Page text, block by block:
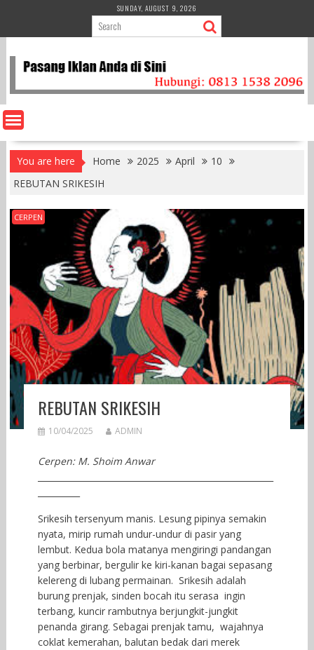
content
SUNDAY, AUGUST 9, 2026
You are here Home 2025 April
10
REBUTAN SRIKESIH
CERPEN
REBUTAN SRIKESIH
10/04/2025 ADMIN
Cerpen: M. Shoim Anwar
Srikesih tersenyum manis. Lesung pipinya semakin
nyata, mirip rumah undur-undur di pasir yang
lembut. Kedua bola matanya mengiringi pandangan
yang berbinar, bergulir ke kiri-kanan bagai sepasang
kelereng di lubang permainan. Srikesih adalah
burung prenjak, sinden bocah itu serasa ingin
terbang, kuncir rambutnya berjungkit-jungkit
penanda girang. Sebagai prenjak tamu, wajahnya
coklat kemerahan, balutan bedak dari merek